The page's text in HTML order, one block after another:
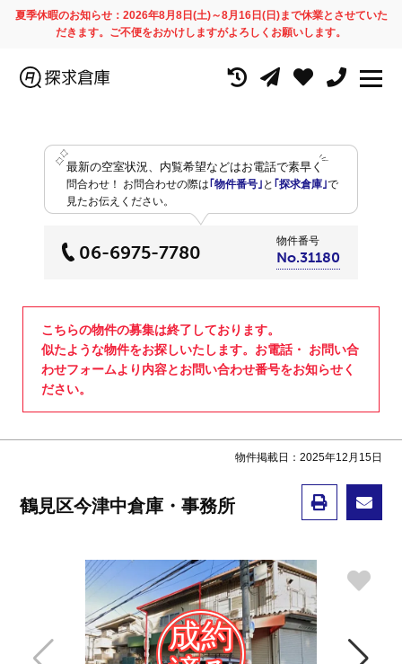
夏季休暇のお知らせ：2026年8月8日(土)～8月16日(日)まで休業とさせていた
だきます。ご不便をおかけしますがよろしくお願いします。
最新の空室状況、内覧希望などはお電話で素早く
問合わせ！ お問合わせの際は ｢物件番号｣ と ｢探求倉庫｣で
見たお伝えください。
06-6975-7780
物件番号
No.31180
こちらの物件の募集は終了しております。
似たような物件をお探しいたします。お電話・ お問い合
わせフォームより内容とお問い合わせ番号をお知らせく
ださい。
物件掲載日：2025年12月15日
鶴見区今津中倉庫・事務所